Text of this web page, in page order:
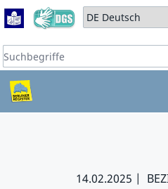
Zum Hauptbereich springen
Zum Hauptmenü springen
Sprache auswählen:
Suchbegriffe:
14.02.2025